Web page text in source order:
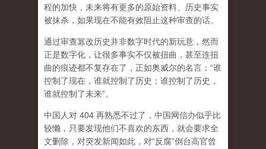
程的加快，未来将有更多的原始资料、历史事实
被抹杀，如果现在不能有效阻止这种审查的话。
通过审查篡改历史并非数字时代的新玩意，然而
正是数字化，让很多事实不仅被扭曲，甚至连扭
曲的痕迹都不复存在了，正如奥威尔的名言：“谁
控制了现在，谁就控制了历史；谁控制了历史，
谁就控制了未来”。
中国人对 404 再熟悉不过了，中国网信办似乎比
较懒，只要发现他们不喜欢的东西，就会要求全
文删除，对突发新闻如此，对“反腐”倒台高官曾